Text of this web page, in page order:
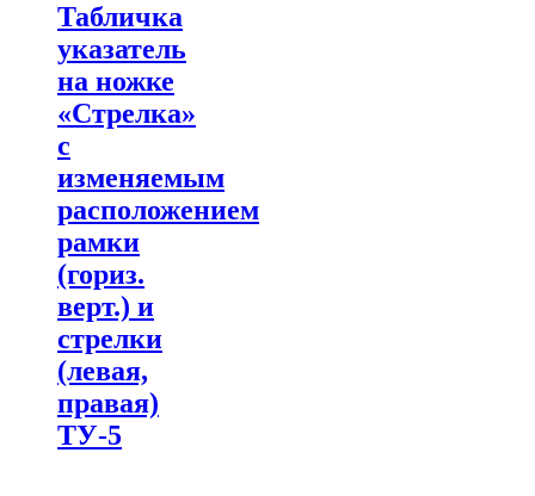
Табличка
указатель
на ножке
«Стрелка»
с
изменяемым
расположением
рамки
(гориз.
верт.) и
стрелки
(левая,
правая)
ТУ-5